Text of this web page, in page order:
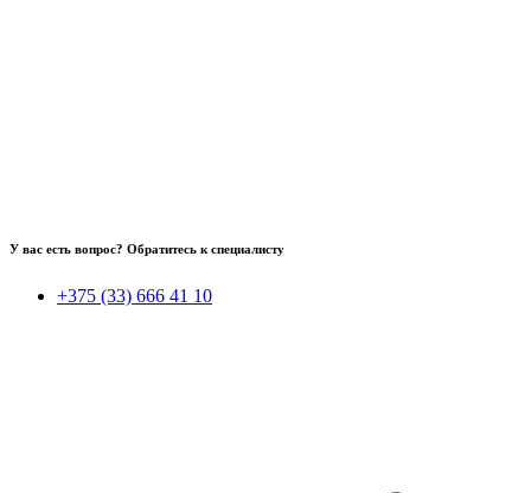
У вас есть вопрос? Обратитесь к специалисту
+375 (33) 666 41 10